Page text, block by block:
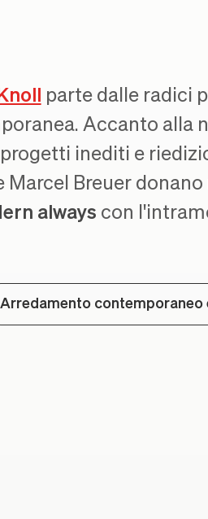
Knoll parte dalle radici
Accanto alla
inediti e
Marcel Breuer
always con
Arredamento contemporaneo